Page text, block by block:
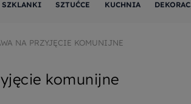
SZTUĆCE KUCHNIA
NA PRZYJĘCIE KOMUNIJNE
komunijne